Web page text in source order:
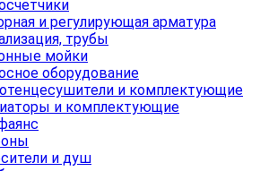
и регулирующая арматура
трубы
мойки
оборудование
и комплектующие
и комплектующие
и душ